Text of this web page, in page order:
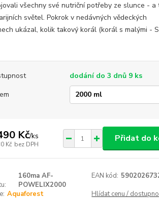
všechny své nutriční potřeby ze slunce - a
světel. Pokrok v nedávných vědeckých
ukázal, kolik takový korál (korál s malými -
dodání do 3 dnů 9 ks
Kč/ks
Kč bez DPH
Přidat do
160ma AF-
POWELIX2000
EAN kód:
Aquaforest Hlídat cenu /